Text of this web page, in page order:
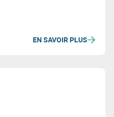
EN SAVOIR PLUS